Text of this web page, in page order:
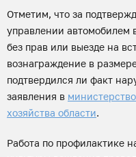
Отметим, что за
управлении автомобилем
без прав или выезде на
вознаграждение в
подтвердился ли факт
заявления в
хозяйства области.
Работа по профилактике